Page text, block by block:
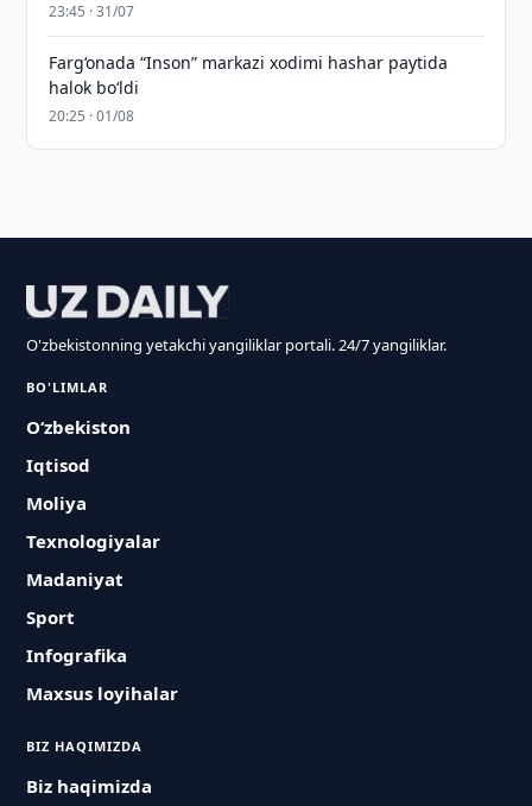
23:45 · 31/07
Farg‘onada “Inson” markazi xodimi hashar paytida
halok bo‘ldi
20:25 · 01/08
O'zbekistonning yetakchi yangiliklar portali. 24/7 yangiliklar.
BO'LIMLAR
O‘zbekiston
Iqtisod
Moliya
Texnologiyalar
Madaniyat
Sport
Infografika
Maxsus loyihalar
BIZ HAQIMIZDA
Biz haqimizda